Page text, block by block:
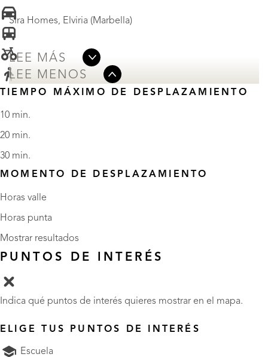
Sira Homes, Elviria (Marbella)
LEE MÁS
LEE MENOS
TIEMPO MÁXIMO DE DESPLAZAMIENTO
10 min.
20 min.
30 min.
MOMENTO DE DESPLAZAMIENTO
Horas valle
Horas punta
Mostrar resultados
PUNTOS DE INTERÉS
Indica qué puntos de interés quieres mostrar en el mapa.
ELIGE TUS PUNTOS DE INTERÉS
Escuela